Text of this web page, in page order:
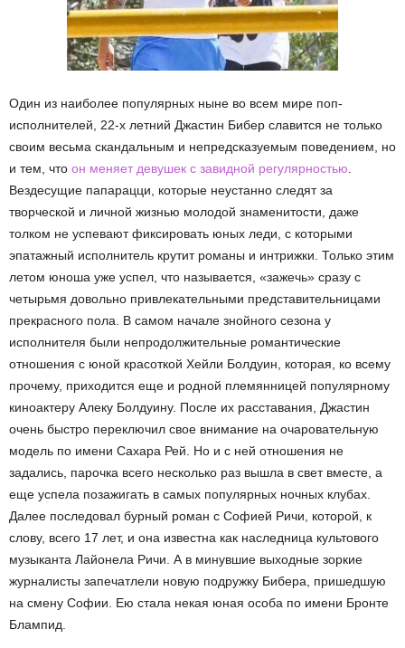
Один из наиболее популярных ныне во всем мире поп-
исполнителей, 22-х летний Джастин Бибер славится не только
своим весьма скандальным и непредсказуемым поведением, но
и тем, что он меняет девушек с завидной регулярностью
Вездесущие папарацци, которые неустанно следят за
творческой и личной жизнью молодой знаменитости, даже
толком не успевают фиксировать юных леди, с которыми
эпатажный исполнитель крутит романы и интрижки. Только этим
летом юноша уже успел, что называется, «зажечь» сразу с
четырьмя довольно привлекательными представительницами
прекрасного пола. В самом начале знойного сезона у
исполнителя были непродолжительные романтические
отношения с юной красоткой Хейли Болдуин, которая, ко всему
прочему, приходится еще и родной племянницей популярному
киноактеру Алеку Болдуину. После их расставания, Джастин
очень быстро переключил свое внимание на очаровательную
модель по имени Сахара Рей. Но и с ней отношения не
задались, парочка всего несколько раз вышла в свет вместе, а
еще успела позажигать в самых популярных ночных клубах.
Далее последовал бурный роман с Софией Ричи, которой, к
слову, всего 17 лет, и она известна как наследница культового
музыканта Лайонела Ричи. А в минувшие выходные зоркие
журналисты запечатлели новую подружку Бибера, пришедшую
на смену Софии. Ею стала некая юная особа по имени Бронте
Блампид.